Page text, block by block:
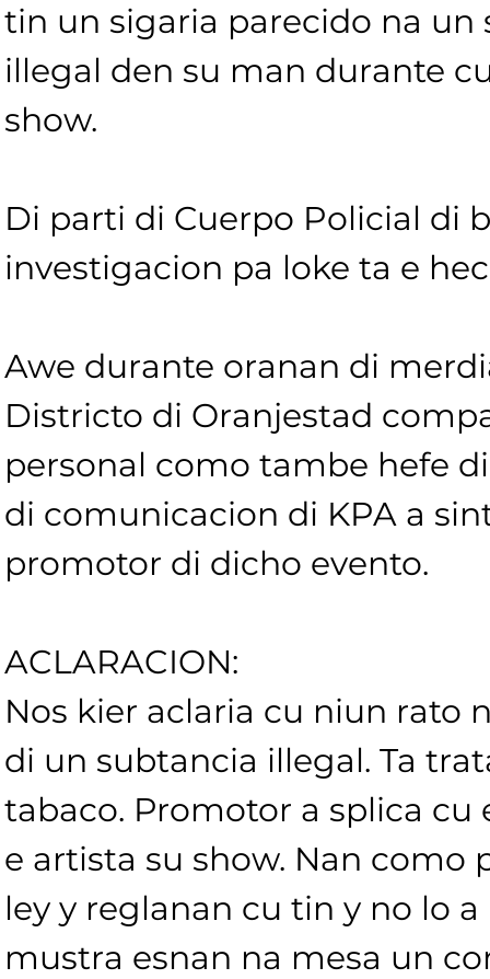
tin un sigaria parecido na
illegal den su man durante
show.
Di parti di Cuerpo Policial di
investigacion pa loke ta e
Awe durante oranan di
Districto di Oranjestad
personal como tambe hefe
di comunicacion di KPA a
promotor di dicho evento.
ACLARACION:
Nos kier aclaria cu niun rato
di un subtancia illegal. Ta
tabaco. Promotor a splica
e artista su show. Nan como
ley y reglanan cu tin y no lo
mustra esnan na mesa un